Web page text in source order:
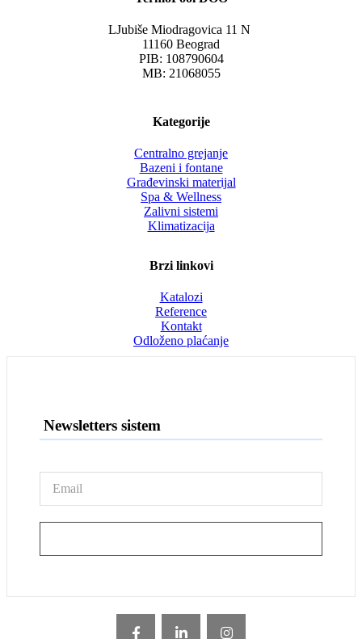
LJubiše Miodragovica 11 N
11160 Beograd
PIB: 108790604
MB: 21068055
Kategorije
Centralno grejanje
Bazeni i fontane
Građevinski materijal
Spa & Wellness
Zalivni sistemi
Klimatizacija
Brzi linkovi
Katalozi
Reference
Kontakt
Odloženo plaćanje
Newsletters sistem